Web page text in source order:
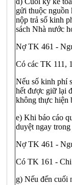
gửi thuộc nguồn
nộp trả số kinh
sách Nhà nước
Nợ TK 461 -
Có các TK 111,
Nếu số kinh phí
hết được giữ lại
không thực hiện
e) Khi báo cáo
duyệt ngay
Nợ TK 461 -
Có TK 161 - Chi
g) Nếu đến cuối